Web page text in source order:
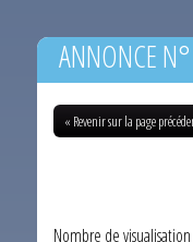
ANNONCE
« Revenir sur la page
Nombre de